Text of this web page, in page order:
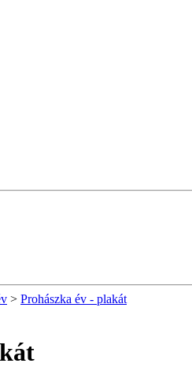
> Prohászka év - plakát